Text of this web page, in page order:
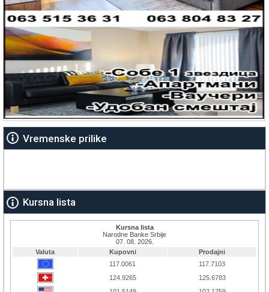
Vremenske prilike
Kursna lista